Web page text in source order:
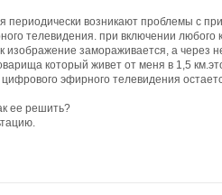
периодически возникают проблемы с
телевидения. при включении любого
изображение замораживается, а через
который живет от меня в 1,5
цифрового эфирного телевидения
ее решить?